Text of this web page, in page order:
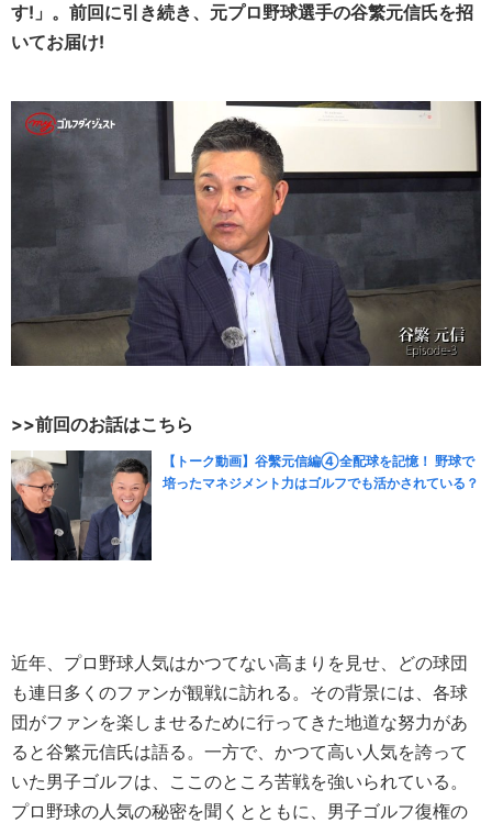
す!」。前回に引き続き、 元プロ野球選手の谷繁元信氏を招
いてお届け!
>>前回のお話はこちら
【トーク動画】谷繫元信編④全配球を記憶！ 野球で
培ったマネジメント力はゴルフでも活かされている？
近年、プロ野球人気はかつてない高まりを見せ、どの球団
も連日多くのファンが観戦に訪れる。その背景には、各球
団がファンを楽しませるために行ってきた地道な努力があ
ると谷繁元信氏は語る。一方で、かつて高い人気を誇って
いた男子ゴルフは、ここのところ苦戦を強いられている。
プロ野球の人気の秘密を聞くとともに、男子ゴルフ復権の